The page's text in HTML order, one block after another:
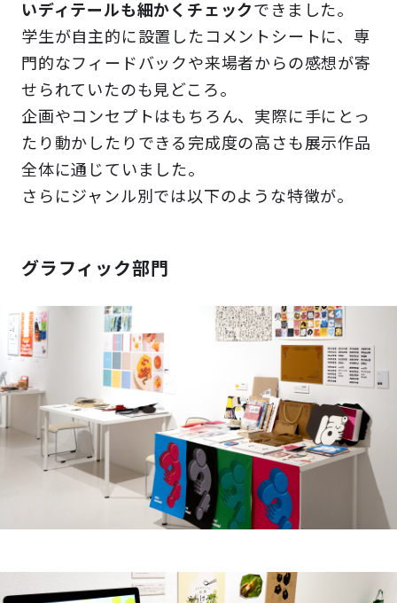
いディテールも細かくチェックできました。
学生が自主的に設置したコメントシートに、専
門的なフィードバックや来場者からの感想が寄
せられていたのも見どころ。
企画やコンセプトはもちろん、実際に手にとっ
たり動かしたりできる完成度の高さも展示作品
全体に通じていました。
さらにジャンル別では以下のような特徴が。
グラフィック部門